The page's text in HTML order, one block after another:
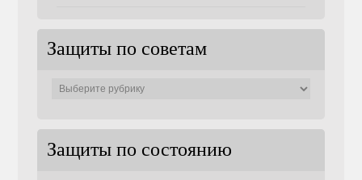
Защиты по советам
Защиты по состоянию